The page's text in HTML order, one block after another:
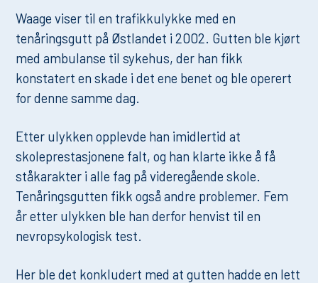
Waage viser til en trafikkulykke med en
tenåringsgutt på Østlandet i 2002. Gutten ble kjørt
med ambulanse til sykehus, der han fikk
konstatert en skade i det ene benet og ble operert
for denne samme dag.
Etter ulykken opplevde han imidlertid at
skoleprestasjonene falt, og han klarte ikke å få
ståkarakter i alle fag på videregående skole.
Tenåringsgutten fikk også andre problemer. Fem
år etter ulykken ble han derfor henvist til en
nevropsykologisk test.
Her ble det konkludert med at gutten hadde en lett